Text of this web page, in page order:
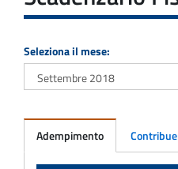
Seleziona il mese:
Adempimento